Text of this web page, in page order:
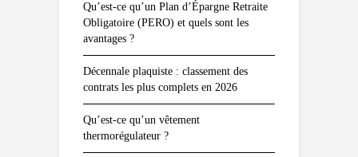
Qu’est-ce qu’un Plan d’Épargne Retraite
Obligatoire (PERO) et quels sont les
avantages ?
Décennale plaquiste : classement des
contrats les plus complets en 2026
Qu’est-ce qu’un vêtement
thermorégulateur ?